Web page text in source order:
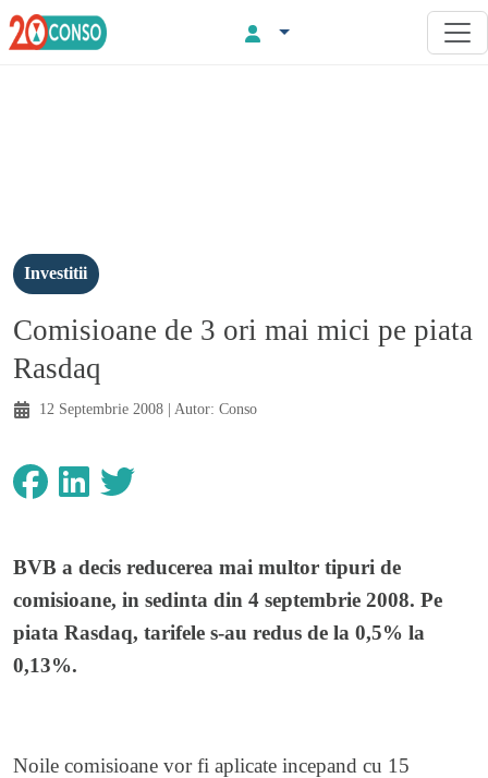
Investitii
Comisioane de 3 ori mai mici pe piata
Rasdaq
12 Septembrie 2008 | Autor: Conso
BVB a decis reducerea mai multor tipuri de
comisioane, in sedinta din 4 septembrie 2008. Pe
piata Rasdaq, tarifele s-au redus de la 0,5% la
0,13%.
Noile comisioane vor fi aplicate incepand cu 15